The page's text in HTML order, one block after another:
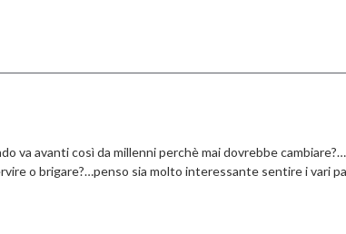
va avanti così da millenni perchè mai dovrebbe
o brigare?…penso sia molto interessante sentire i vari